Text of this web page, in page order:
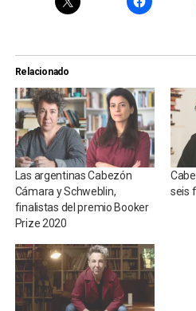
Relacionado
Las argentinas Cabezón
Cámara y Schweblin,
finalistas del premio Booker
Prize 2020
seis